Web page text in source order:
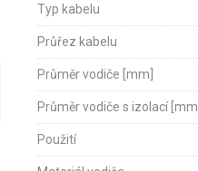
Typ kabelu
Průřez kabelu
Průměr vodiče [mm]
Průměr vodiče s izolací [mm]
Použití